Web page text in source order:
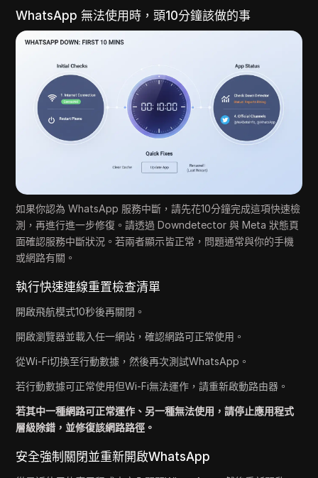
WhatsApp 無法使用時，頭10分鐘該做的事
如果你認為 WhatsApp 服務中斷，請先花10分鐘完成這項快速檢
測，再進行進一步修復。請透過 Downdetector 與 Meta 狀態頁
面確認服務中斷狀況。若兩者顯示皆正常，問題通常與你的手機
或網路有關。
執行快速連線重置檢查清單
開啟飛航模式10秒後再關閉。
開啟瀏覽器並載入任一網站，確認網路可正常使用。
從Wi-Fi切換至行動數據，然後再次測試WhatsApp。
若行動數據可正常使用但Wi-Fi無法運作，請重新啟動路由器。
若其中一種網路可正常運作、另一種無法使用，請停止應用程式
層級除錯，並修復該網路路徑。
安全強制關閉並重新開啟WhatsApp